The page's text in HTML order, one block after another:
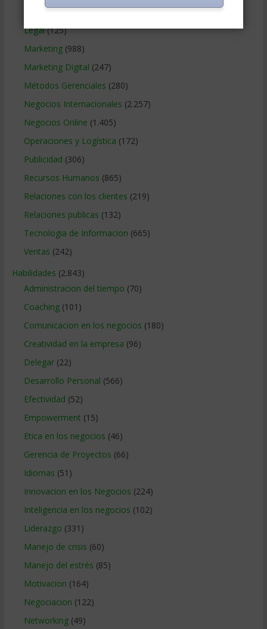
Gobierno Corporativo(11)
Legal(125)
Marketing(988)
Marketing Digital (247)
Métodos Gerenciales (280)
Negocios Internacionales (2.257)
Negocios Online (1.405)
Operaciones y Logística (172)
Publicidad (306)
Recursos Humanos (865)
Relaciones con los clientes (219)
Relaciones publicas (132)
Tecnologia de Informacion (665)
Ventas (242)
Habilidades (2.843)
Administracion del tiempo (70)
Coaching(101)
Comunicacion en los negocios (180)
Creatividad en la empresa (96)
Delegar(22)
Desarrollo Personal (566)
Efectividad (52)
Empowerment (15)
Etica en los negocios (46)
Gerencia de Proyectos (66)
Idiomas (51)
Innovacion en los Negocios (224)
Inteligencia en los negocios (102)
Liderazgo (331)
Manejo de crisis (60)
Manejo del estrés (85)
Motivacion (164)
Negociacion (122)
Networking(49)